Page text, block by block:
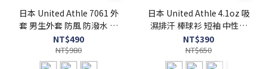
日本 United Athle 7061 外
套 男生外套 防風 防潑水 立
領 工作夾克【 FUZY 】-
UA7061
NT$490
NT$980
日本 United Athle 4.1oz 吸
濕排汗 棒球衫 短袖 中性男
女可穿【 FUZY 】 - UA5982
NT$390
NT$650